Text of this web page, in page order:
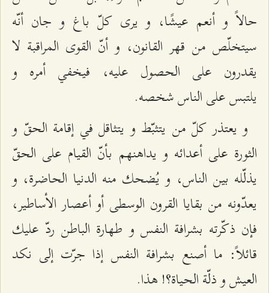
حالاً و أنعم عيشًا، و يرى كلّ باغ و جان أنّه
سيتخلّص من قهر القانون، و أنّ القوى المراقبة لا
يقدرون على الحصول عليه، فيخفي أمره و
يلتبس على الناس شخصه.
و يعتذر كلّ من يتثبّط و يتثاقل في إقامة الحقّ و
الثورة على أعدائه و يداهنهم بأنّ القيام على الحقّ
يذلّله بين الناس، و يُضحك منه الدنيا الحاضرة، و
يعدّونه من بقايا القرون الوسطى أو أعصار الأساطير،
فإن ذكّرته بشرافة النفس و طهارة الباطن ردّ عليك
قائلاً: ما أصنع بشرافة النفس إذا جرّت إلى نكد
العيش و ذلّة الحياة؟! هذا.